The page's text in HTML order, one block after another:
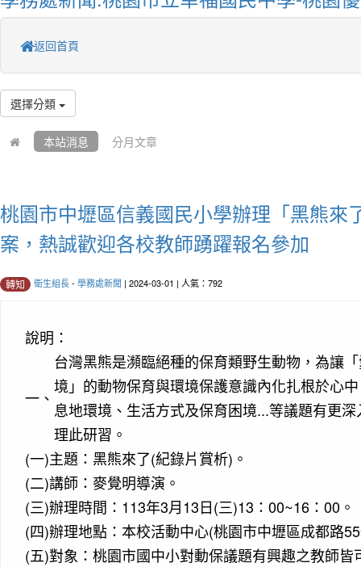
返回首頁
選擇分類
本站消息 分月文章
桃園市中壢區信義國民小學辦理「黑熊來
案，熱誠歡迎各校教師踴躍報名參加
轉知 衛生組長- 學務處新聞 | 2024-03-01 | 人氣：792
說明：
一、
台灣黑熊是瀕臨絕種的保育類野生動物，為讓
境」的動物保育與環境保護意識內化扎根於心
息地環境、生活方式及保育困境...等議題有更
理此研習。
(一)主題：黑熊來了(紀錄片賞析)。
(二)講師：麥覺明導演。
(三)辦理時間：113年3月13日(三)13：00~16：00。
(四)辦理地點：本校活動中心(桃園市中壢區成都路
(五)對象：桃園市國中小對動保議題有興趣之教師皆